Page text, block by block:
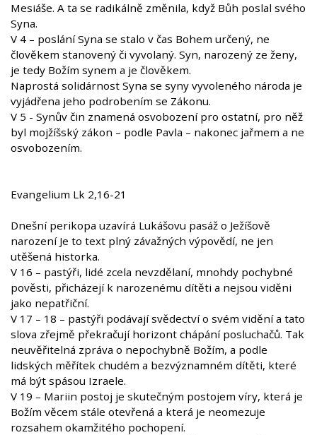
Mesiáše. A ta se radikálně změnila, když Bůh poslal svého
Syna.
V 4 – poslání Syna se stalo v čas Bohem určený, ne
člověkem stanovený či vyvolaný. Syn, narozený ze ženy,
je tedy Božím synem a je člověkem.
Naprostá solidárnost Syna se syny vyvoleného národa je
vyjádřena jeho podrobením se Zákonu.
V 5 - Synův čin znamená osvobození pro ostatní, pro něž
byl mojžíšský zákon – podle Pavla – nakonec jařmem a ne
osvobozením.
Evangelium Lk 2,16-21
Dnešní perikopa uzavírá Lukášovu pasáž o Ježíšově
narození Je to text plný závažných výpovědí, ne jen
utěšená historka.
V 16 – pastýři, lidé zcela nevzdělaní, mnohdy pochybné
pověsti, přicházejí k narozenému dítěti a nejsou viděni
jako nepatřiční.
V 17 – 18 – pastýři podávají svědectví o svém vidění a tato
slova zřejmě překračují horizont chápání posluchačů. Tak
neuvěřitelná zpráva o nepochybně Božím, a podle
lidských měřítek chudém a bezvýznamném dítěti, které
má být spásou Izraele.
V 19 – Mariin postoj je skutečným postojem víry, která je
Božím věcem stále otevřená a která je neomezuje
rozsahem okamžitého pochopení.